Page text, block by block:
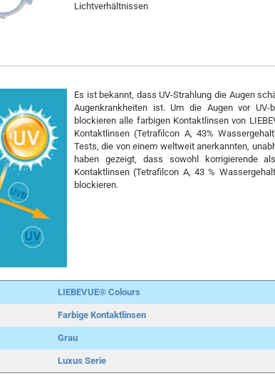
Lichtverhältnissen
Es ist bekannt, dass UV-Strahlung die Augen
Augenkrankheiten ist. Um die Augen vor UV-
blockieren alle farbigen Kontaktlinsen von
Kontaktlinsen (Tetrafilcon A, 43%
Tests, die von einem weltweit anerkannten,
haben gezeigt, dass sowohl korrigierende
Kontaktlinsen (Tetrafilcon A, 43 %
blockieren.
LIEBEVUE® Colours
Farbige Kontaktlinsen
Grau
Luxus Serie